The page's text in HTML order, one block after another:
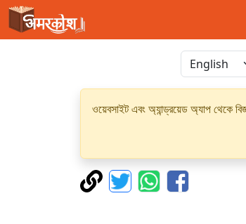
ওয়েবসাইট এবং অ্যান্ড্রয়েড অ্যাপ থেকে